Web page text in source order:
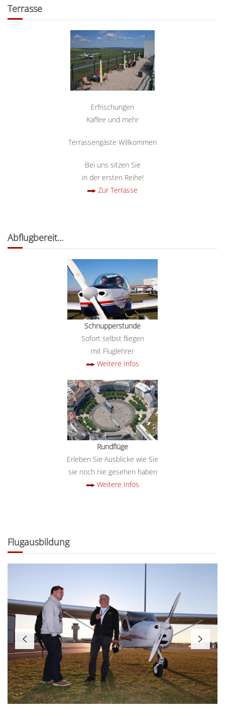
Terrasse
Erfrischungen
Kaffee und mehr
Terrassengäste Willkommen
Bei uns sitzen Sie
in der ersten Reihe!
Zur Terrasse
Abflugbereit...
Schnupperstunde
Sofort selbst fliegen
mit Fluglehrer
Weitere Infos
Rundflüge
Erleben Sie Ausblicke wie Sie
sie noch nie gesehen haben
Weitere Infos
Flugausbildung